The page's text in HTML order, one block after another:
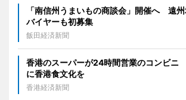
「南信州うまいもの商談会」開催へ 遠
バイヤーも初募集
飯田経済新聞
香港のスーパーが24時間営業のコンビニ
に香港食文化を
香港経済新聞